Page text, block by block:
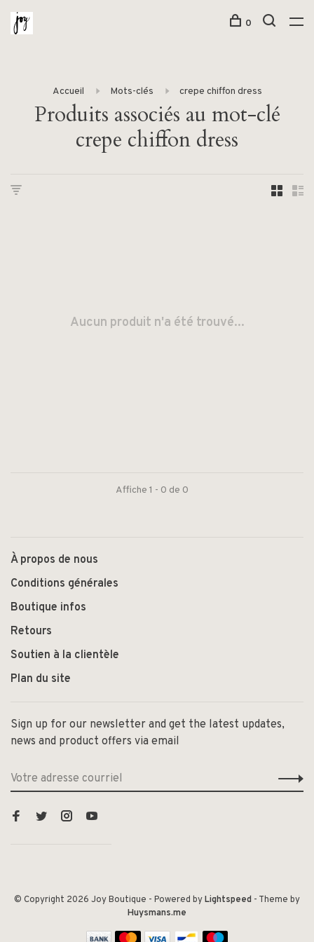
0
Accueil Mots-clés crepe chiffon dress
Produits associés au mot-clé
crepe chiffon dress
Aucun produit n'a été trouvé...
Affiche 1 - 0 de 0
À propos de nous
Conditions générales
Boutique infos
Retours
Soutien à la clientèle
Plan du site
Sign up for our newsletter and get the latest updates,
news and product offers via email
© Copyright 2026 Joy Boutique - Powered byLightspeed - Theme by
Huysmans.me